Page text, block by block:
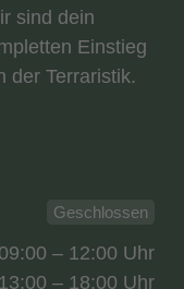
sind dein
Einstieg
der Terraristik.
Geschlossen
09:00 – 12:00 Uhr
13:00 – 18:00 Uhr